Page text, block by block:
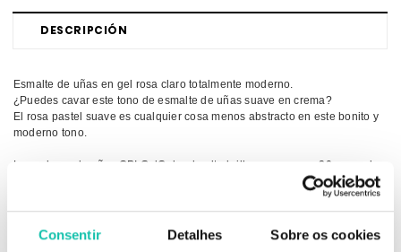
Consentir Detalhes Sobre os cookies
DESCRIPCIÓN
Esmalte de uñas en gel rosa claro totalmente moderno.
¿Puedes cavar este tono de esmalte de uñas suave en crema?
El rosa pastel suave es cualquier cosa menos abstracto en este bonito y
moderno tono.
Los colores de uñas OPI GelColor de alto brillo se secan en 30 segundos
Fabricado en los Estados Unidos.